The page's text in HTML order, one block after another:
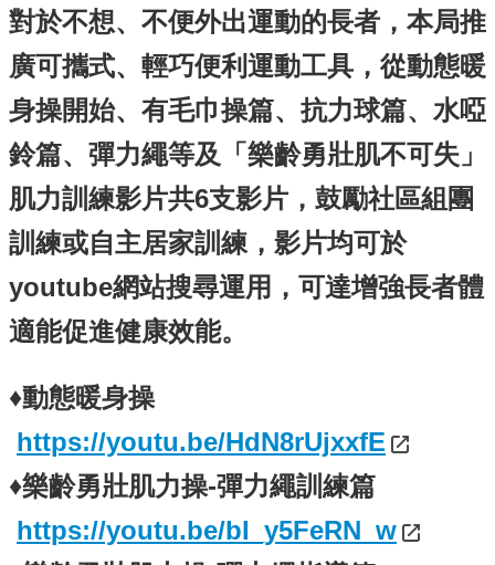
對於不想、不便外出運動的長者，本局推
廣可攜式、輕巧便利運動工具，從動態暖
身操開始、有毛巾操篇、抗力球篇、水啞
鈴篇、彈力繩等及「樂齡勇壯肌不可失」
肌力訓練影片共6支影片，鼓勵社區組團
訓練或自主居家訓練，影片均可於
youtube網站搜尋運用，可達增強長者體
適能促進健康效能。
♦動態暖身操
https://youtu.be/HdN8rUjxxfE
♦樂齡勇壯肌力操-彈力繩訓練篇
https://youtu.be/bI_y5FeRN_w